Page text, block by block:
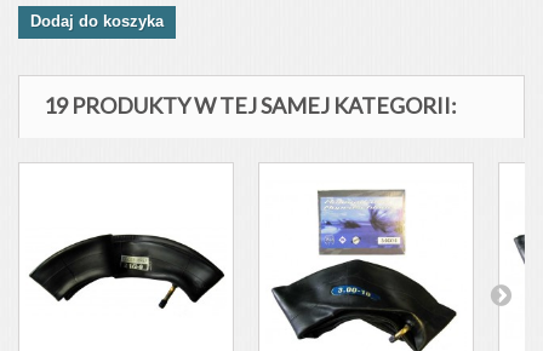
Dodaj do koszyka
19 PRODUKTY W TEJ SAMEJ KATEGORII: